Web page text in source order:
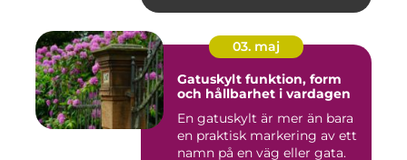
03. maj
Gatuskylt funktion, form
och hållbarhet i vardagen
En gatuskylt är mer än bara
en praktisk markering av ett
namn på en väg eller gata.